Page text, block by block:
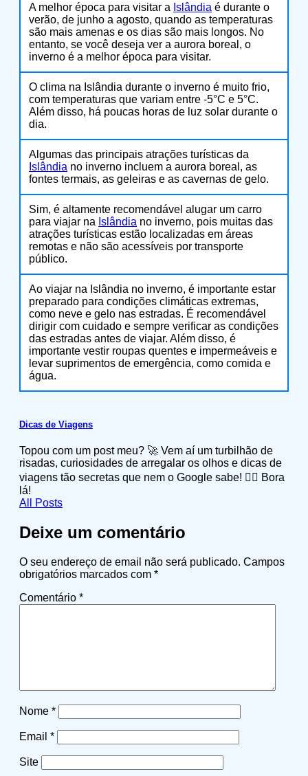
A melhor época para visitar a Islândia é durante o
verão, de junho a agosto, quando as temperaturas
são mais amenas e os dias são mais longos. No
entanto, se você deseja ver a aurora boreal, o
inverno é a melhor época para visitar.
O clima na Islândia durante o inverno é muito frio,
com temperaturas que variam entre -5°C e 5°C.
Além disso, há poucas horas de luz solar durante o
dia.
Algumas das principais atrações turísticas da
Islândia no inverno incluem a aurora boreal, as
fontes termais, as geleiras e as cavernas de gelo.
Sim, é altamente recomendável alugar um carro
para viajar na Islândia no inverno, pois muitas das
atrações turísticas estão localizadas em áreas
remotas e não são acessíveis por transporte
público.
Ao viajar na Islândia no inverno, é importante estar
preparado para condições climáticas extremas,
como neve e gelo nas estradas. É recomendável
dirigir com cuidado e sempre verificar as condições
das estradas antes de viajar. Além disso, é
importante vestir roupas quentes e impermeáveis e
levar suprimentos de emergência, como comida e
água.
Dicas de Viagens
Topou com um post meu? 🚀 Vem aí um turbilhão de
risadas, curiosidades de arregalar os olhos e dicas de
viagens tão secretas que nem o Google sabe! 🕵️‍♂️ Bora
lá!
All Posts
Deixe um comentário
O seu endereço de email não será publicado. Campos
obrigatórios marcados com *
Comentário *
Nome *
Email *
Site